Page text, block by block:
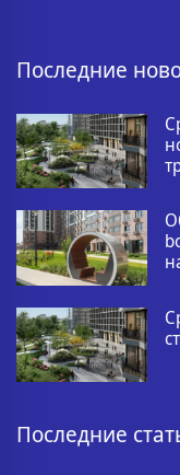
Последние
Последние